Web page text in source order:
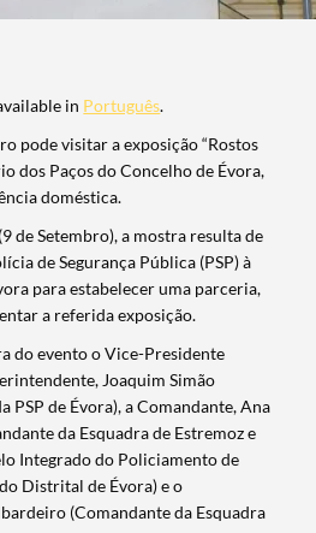
in Português.
pode visitar a exposição “Rostos
dos Paços do Concelho de Évora,
doméstica.
de Setembro), a mostra resulta de
de Segurança Pública (PSP) à
para estabelecer uma parceria,
a referida exposição.
do evento o Vice-Presidente
Joaquim Simão
PSP de Évora), a Comandante, Ana
da Esquadra de Estremoz e
Integrado do Policiamento de
Distrital de Évora) e o
(Comandante da Esquadra